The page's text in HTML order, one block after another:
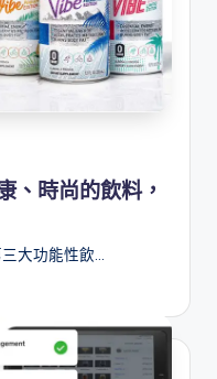
時尚的飲料，
大功能性飲…